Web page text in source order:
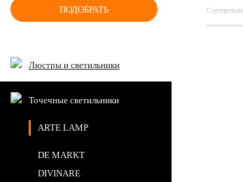
Люстры и светильники
Точечные светильники
ARTE LAMP
DE MARKT
DIVINARE